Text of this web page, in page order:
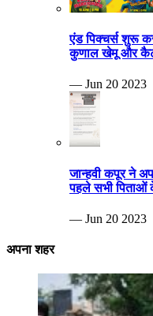
एंड पिक्चर्स शुरू
कुणाल खेमू और
— Jun 20 2023
जान्हवी कपूर ने
पहले सभी पिताओं
— Jun 20 2023
अपना शहर